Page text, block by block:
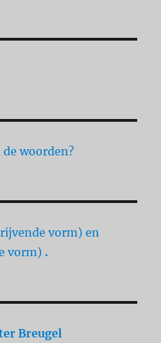
woorden?
vorm) en
vorm) .
Breugel